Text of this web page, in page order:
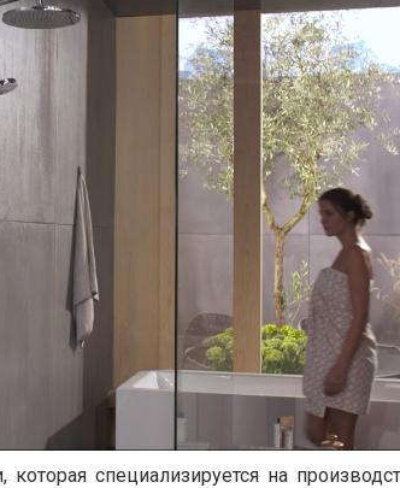
специализируется на